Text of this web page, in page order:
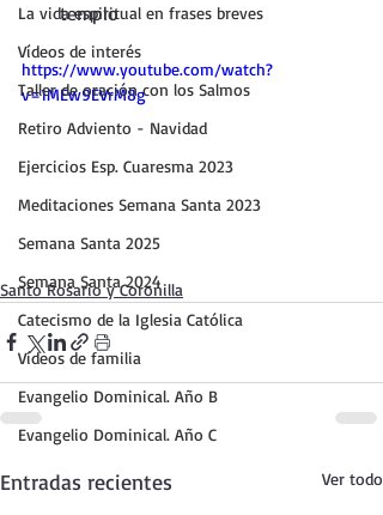
La vida espiritual en frases breves
Vídeos de interés
Taller de oración con los Salmos
Retiro Adviento - Navidad
Ejercicios Esp. Cuaresma 2023
Meditaciones Semana Santa 2023
Semana Santa 2025
Semana Santa 2024
Catecismo de la Iglesia Católica
Vídeos de familia
Evangelio Dominical. Año B
Evangelio Dominical. Año C
templo
https://www.youtube.com/watch?
v=1MEw9EVrM8g
Santo Rosario y Coronilla
Entradas recientes Ver todo